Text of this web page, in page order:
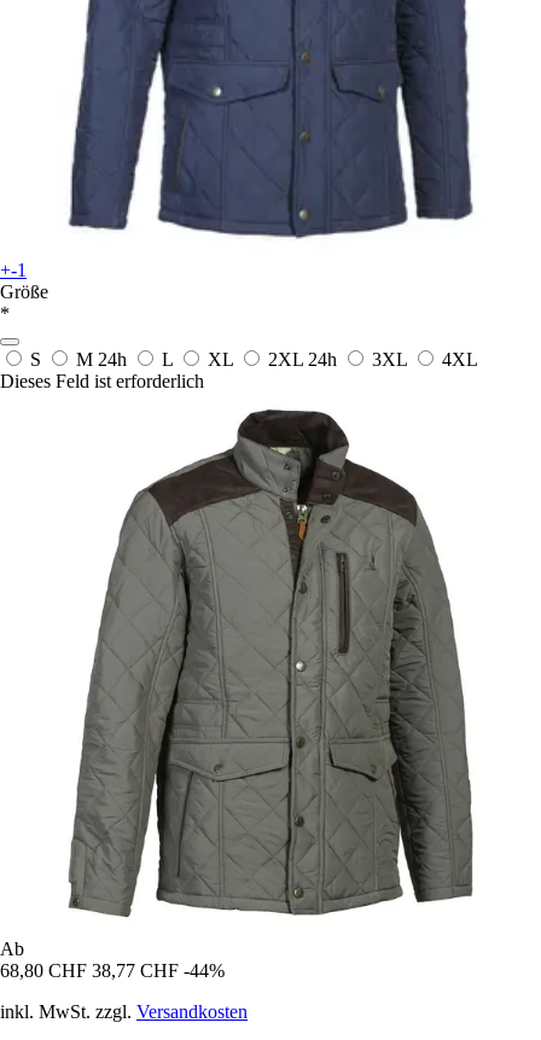
+-1
Größe
*
S M 24h L XL 2XL 24h 3XL
4XL
Dieses Feld ist erforderlich
Ab
68,80 CHF 38,77 CHF -44%
inkl. MwSt. zzgl. Versandkosten